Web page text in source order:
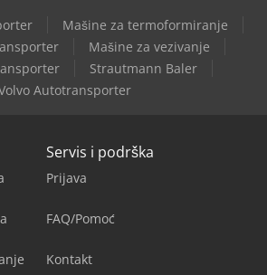
Mašine za termoformiranje
Mašine za vezivanje
Strautmann Baler
Autotransporter
Servis i podrška
Prijava
FAQ/Pomoć
Kontakt